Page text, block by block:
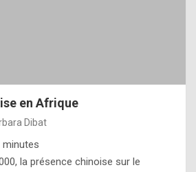
en Afrique
Dibat
minutes
la présence chinoise sur le